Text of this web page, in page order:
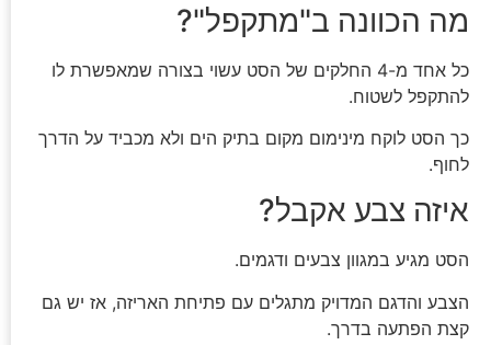
מה הכוונה ב"מתקפל"?
כל אחד מ-4 החלקים של הסט עשוי בצורה שמאפשרת לו
להתקפל לשטוח.
כך הסט לוקח מינימום מקום בתיק הים ולא מכביד על הדרך
לחוף.
איזה צבע אקבל?
הסט מגיע במגוון צבעים ודגמים.
הצבע והדגם המדויק מתגלים עם פתיחת האריזה, אז יש גם
קצת הפתעה בדרך.